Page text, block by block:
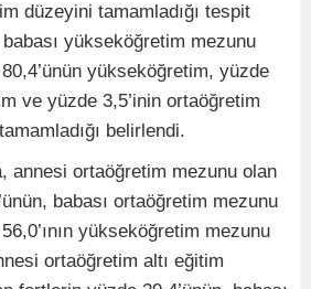
düzeyini tamamladığı tespit
yükseköğretim mezunu
yükseköğretim, yüzde
ve yüzde 3,5’inin ortaöğretim
belirlendi.
annesi ortaöğretim mezunu olan
babası ortaöğretim mezunu
yükseköğretim mezunu
ortaöğretim altı eğitim